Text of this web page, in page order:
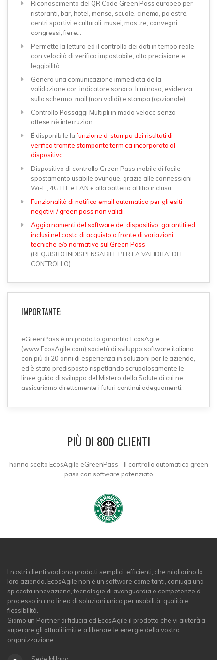
Riconoscimento del QR Code Green Pass europeo per
ristoranti, bar, hotel, mense, scuole, cinema, palestre,
centri sportivi e culturali, musei, mos tre, convegni,
congressi, fiere...
Permette la lettura ed il controllo dei dati in tempo reale
con velocità di verifica impostabile, alta precisione e
leggibilità
Genera una comunicazione immediata della
validazione con indicatore sonoro, luminoso, evidenza
sullo schermo, mail (non validi) e stampa (opzionale)
Controllo Passaggi Multipli in modo veloce senza
attese nè interruzioni
É disponibile lafunzione di stampa dei risultati di
verifica tramite stampante termica incorporata al
dispositivo
Dispositivo di controllo Green Pass mobile di facile
spostamento usabile ovunque, grazie alle connessioni
Wi-Fi, 4G LTE e LAN e alla batteria al litio inclusa
Funzionalità di notifica email automatica per gli esiti
negativi / green pass non validi
Aggiornamenti del software del dispositivo: garantiti ed
inclusi nel costo di acquisto a fronte di variazioni
tecniche e/o normative sul Green Pass
(REQUISITO INDISPENSABILE PER LA VALIDITA' DEL
CONTROLLO)
IMPORTANTE:
eGreenPass è un prodotto garantito EcosAgile
(www.EcosAgile.com) società di sviluppo software italiana
con più di 20 anni di esperienza in soluzioni per le aziende,
ed è stato predisposto rispettando scrupolosamente le
linee guida di sviluppo del Mistero della Salute di cui ne
assicuriamo direttamente i futuri continui adeguamenti.
PIÙ DI 800 CLIENTI
hanno scelto EcosAgile eGreenPass - Il controllo automatico green
pass con software potenziato
I nostri clienti vogliono prodotti semplici, efficienti, che migliorino la
loro azienda. EcosAgile non è un software come tanti, coniuga una
spiccata innovazione, tecnologie di avanguardia e competenze di
processo in una linea di soluzioni unica per usabilità, qualità e
flessibilità.
Siamo un Partner di fiducia ed EcosAgile il prodotto che vi aiuterà a
superare gli attuali limiti e a liberare le energie della vostra
organizzazione.